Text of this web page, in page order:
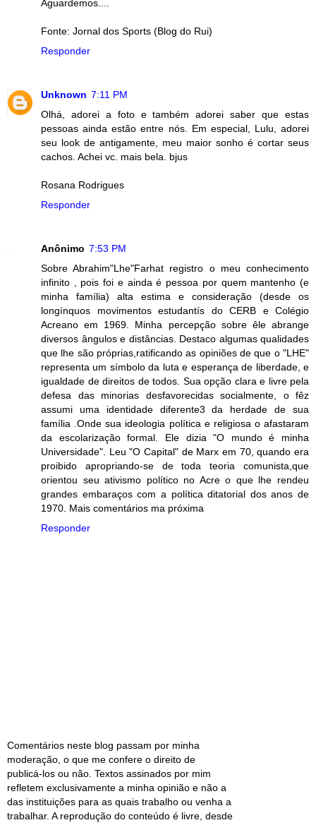
Aguardemos....
Fonte: Jornal dos Sports (Blog do Rui)
Responder
Unknown 7:11 PM
Olhá, adorei a foto e também adorei saber que estas
pessoas ainda estão entre nós. Em especial, Lulu, adorei
seu look de antigamente, meu maior sonho é cortar seus
cachos. Achei vc. mais bela. bjus
Rosana Rodrigues
Responder
Anônimo 7:53 PM
Sobre Abrahim"Lhe"Farhat registro o meu conhecimento
infinito , pois foi e ainda é pessoa por quem mantenho (e
minha família) alta estima e consideração (desde os
longínquos movimentos estudantís do CERB e Colégio
Acreano em 1969. Minha percepção sobre êle abrange
diversos ângulos e distâncias. Destaco algumas qualidades
que lhe são próprias,ratificando as opiniões de que o "LHE"
representa um símbolo da luta e esperança de liberdade, e
igualdade de direitos de todos. Sua opção clara e livre pela
defesa das minorias desfavorecidas socialmente, o fêz
assumi uma identidade diferente3 da herdade de sua
família .Onde sua ideologia política e religiosa o afastaram
da escolarização formal. Ele dizia "O mundo é minha
Universidade". Leu "O Capital" de Marx em 70, quando era
proibido apropriando-se de toda teoria comunista,que
orientou seu ativismo político no Acre o que lhe rendeu
grandes embaraços com a política ditatorial dos anos de
1970. Mais comentários ma próxima
Responder
Comentários neste blog passam por minha
moderação, o que me confere o direito de
publicá-los ou não. Textos assinados por mim
refletem exclusivamente a minha opinião e não a
das instituições para as quais trabalho ou venha a
trabalhar. A reprodução do conteúdo é livre, desde